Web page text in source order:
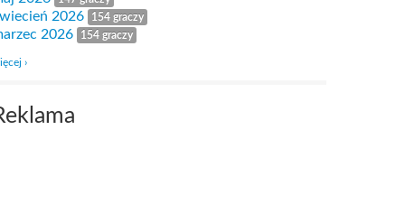
2026 154 graczy
2026 154 graczy
›